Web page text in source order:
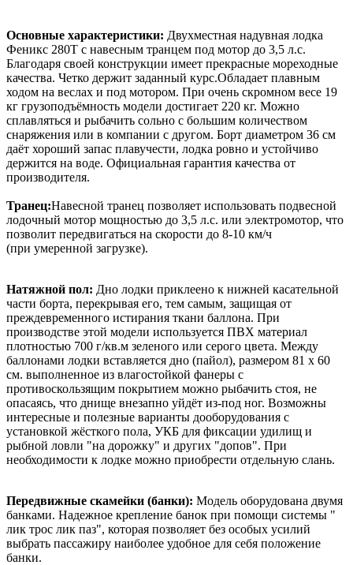
Основные характеристики: Двухместная надувная лодка
Феникс 280T с навесным транцем под мотор до 3,5 л.с.
Благодаря своей конструкции имеет прекрасные мореходные
качества. Четко держит заданный курс.Обладает плавным
ходом на веслах и под мотором. При очень скромном весе 19
кг грузоподъёмность модели достигает 220 кг. Можно
сплавляться и рыбачить сольно с большим количеством
снаряжения или в компании с другом. Борт диаметром 36 см
даёт хороший запас плавучести, лодка ровно и устойчиво
держится на воде. Официальная гарантия качества от
производителя.
Транец:Навесной транец позволяет использовать подвесной
лодочный мотор мощностью до 3,5 л.с. или электромотор, что
позволит передвигаться на скорости до 8-10 км/ч
(при умеренной загрузке).
Натяжной пол: Дно лодки приклеено к нижней касательной
части борта, перекрывая его, тем самым, защищая от
преждевременного истирания ткани баллона. При
производстве этой модели используется ПВХ материал
плотностью 700 г/кв.м зеленого или серого цвета. Между
баллонами лодки вставляется дно (пайол), размером 81 х 60
см. выполненное из влагостойкой фанеры с
противоскользящим покрытием можно рыбачить стоя, не
опасаясь, что днище внезапно уйдёт из-под ног. Возможны
интересные и полезные варианты дооборудования с
установкой жёсткого пола, УКБ для фиксации удилищ и
рыбной ловли "на дорожку" и других "допов". При
необходимости к лодке можно приобрести отдельную слань.
Передвижные скамейки (банки): Модель оборудована двумя
банками. Надежное крепление банок при помощи системы "
лик трос лик паз", которая позволяет без особых усилий
выбрать пассажиру наиболее удобное для себя положение
банки.